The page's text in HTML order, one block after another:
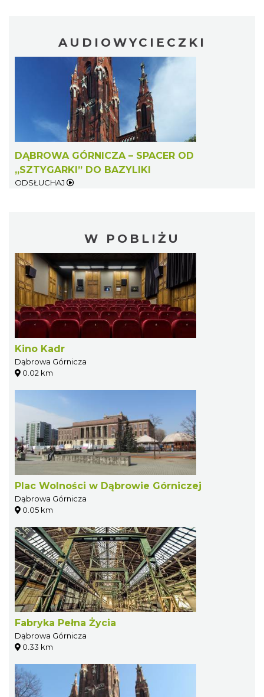
AUDIOWYCIECZKI
DĄBROWA GÓRNICZA – SPACER OD
„SZTYGARKI” DO BAZYLIKI
ODSŁUCHAJ
W POBLIŻU
Kino Kadr
Dąbrowa Górnicza
0.02 km
Plac Wolności w Dąbrowie Górniczej
Dąbrowa Górnicza
0.05 km
Fabryka Pełna Życia
Dąbrowa Górnicza
0.33 km